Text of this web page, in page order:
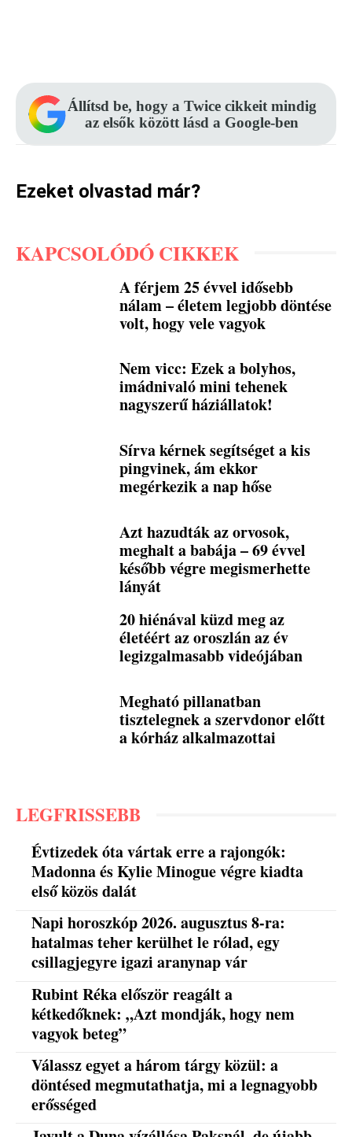
Állítsd be, hogy a Twice cikkeit mindig
az elsők között lásd a Google-ben
Ezeket olvastad már?
KAPCSOLÓDÓ CIKKEK
A férjem 25 évvel idősebb
nálam – életem legjobb döntése
volt, hogy vele vagyok
Nem vicc: Ezek a bolyhos,
imádnivaló mini tehenek
nagyszerű háziállatok!
Sírva kérnek segítséget a kis
pingvinek, ám ekkor
megérkezik a nap hőse
Azt hazudták az orvosok,
meghalt a babája – 69 évvel
később végre megismerhette
lányát
20 hiénával küzd meg az
életéért az oroszlán az év
legizgalmasabb videójában
Megható pillanatban
tisztelegnek a szervdonor előtt
a kórház alkalmazottai
LEGFRISSEBB
Évtizedek óta vártak erre a rajongók:
Madonna és Kylie Minogue végre kiadta
első közös dalát
Napi horoszkóp 2026. augusztus 8-ra:
hatalmas teher kerülhet le rólad, egy
csillagjegyre igazi aranynap vár
Rubint Réka először reagált a
kétkedőknek: „Azt mondják, hogy nem
vagyok beteg”
Válassz egyet a három tárgy közül: a
döntésed megmutathatja, mi a legnagyobb
erősséged